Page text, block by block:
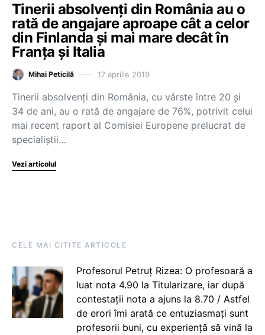
Tinerii absolvenți din România au o
rată de angajare aproape cât a celor
din Finlanda și mai mare decât în
Franța și Italia
Mihai Peticilă 17 aprilie 2019
Tinerii absolvenți din România, cu vârste între 20 și
34 de ani, au o rată de angajare de 76%, potrivit celui
mai recent raport al Comisiei Europene prelucrat de
specialiștii…
Vezi articolul
CELE MAI CITITE ARTICOLE
Profesorul Petruț Rizea: O profesoară a
luat nota 4.90 la Titularizare, iar după
contestații nota a ajuns la 8.70 / Astfel
de erori îmi arată ce entuziasmați sunt
profesorii buni, cu experiență să vină la